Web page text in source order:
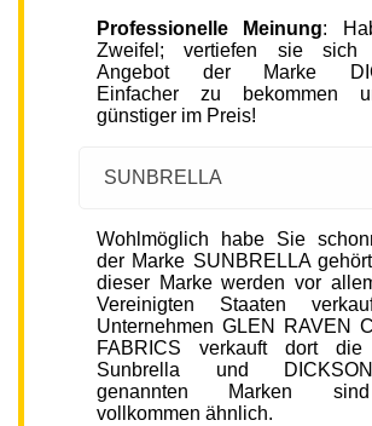
Professionelle Meinung:
Zweifel; vertiefen sie
Angebot der Marke
Einfacher zu bekommen
günstiger im Preis!
SUNBRELLA
Wohlmöglich habe Sie
der Marke SUNBRELLA
dieser Marke werden vor
Vereinigten Staaten
Unternehmen GLEN RAVEN
FABRICS verkauft dort die
Sunbrella und
genannten Marken
vollkommen ähnlich.